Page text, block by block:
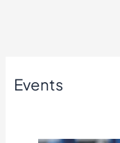
Events